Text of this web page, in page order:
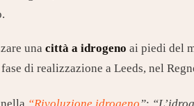
una città a idrogeno ai piedi del
di realizzazione a Leeds, nel